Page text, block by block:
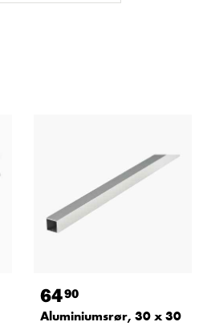
6490
Aluminiumsrør, 30 x 30